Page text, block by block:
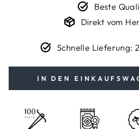
Beste
Direkt vom
Schnelle Lieferung:
IN DEN